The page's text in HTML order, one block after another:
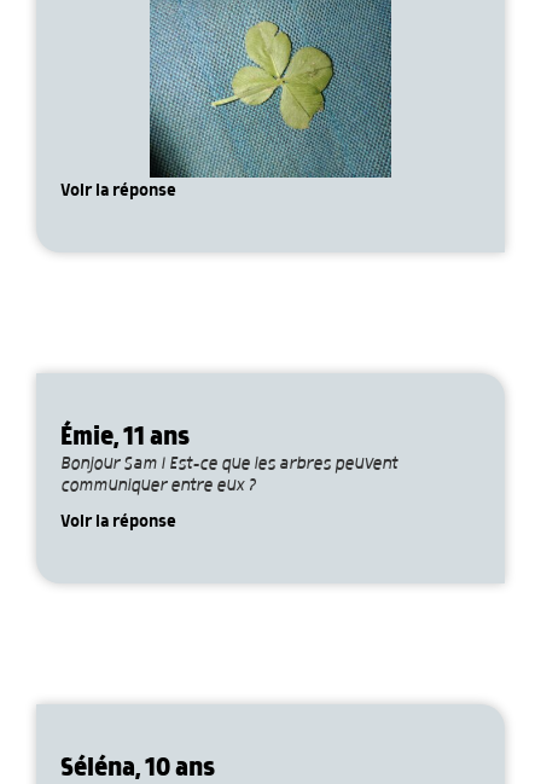
Voir la réponse
Émie, 11 ans
Bonjour Sam ! Est-ce que les arbres peuvent
communiquer entre eux ?
Voir la réponse
Séléna, 10 ans